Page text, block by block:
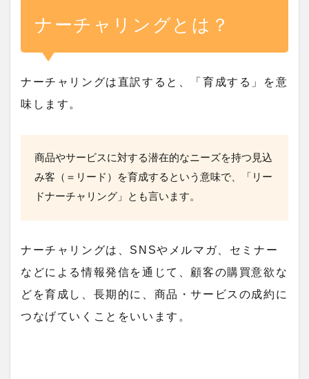
ナーチャリングとは？
ナーチャリングは直訳すると、「育成する」を意
味します。
商品やサービスに対する潜在的なニーズを持つ見込
み客（＝リード）を育成するという意味で、「リー
ドナーチャリング」とも言います。
ナーチャリングは、SNSやメルマガ、セミナー
などによる情報発信を通じて、顧客の購買意欲な
どを育成し、長期的に、商品・サービスの成約に
つなげていくことをいいます。